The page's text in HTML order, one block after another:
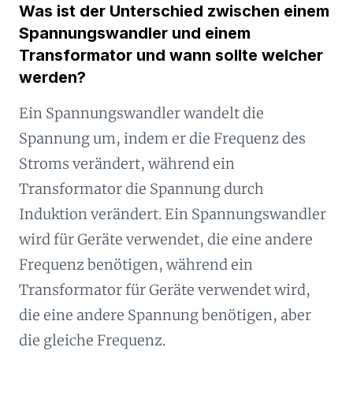
Was ist der Unterschied zwischen einem
Spannungswandler und einem
Transformator und wann sollte welcher
werden?
Ein Spannungswandler wandelt die
Spannung um, indem er die Frequenz des
Stroms verändert, während ein
Transformator die Spannung durch
Induktion verändert. Ein Spannungswandler
wird für Geräte verwendet, die eine andere
Frequenz benötigen, während ein
Transformator für Geräte verwendet wird,
die eine andere Spannung benötigen, aber
die gleiche Frequenz.